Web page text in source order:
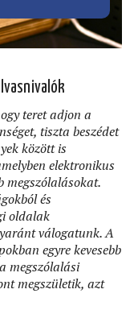
teret adjon a
tiszta beszédet
között is
elektronikus
megszólalásokat.
és
oldalak
válogatunk. A
egyre kevesebb
megszólalási
megszületik, azt